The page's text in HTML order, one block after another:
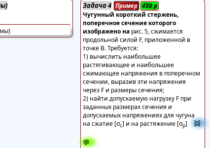
Задача 4 Пример 450р
Чугунный короткий стержень,
поперечное сечение которого
изображено на рис. 5, сжимается
продольной силой F, приложенной в
точке В. Требуется:
1) вычислить наибольшее
растягивающее и наибольшее
сжимающее напряжения в поперечном
сечении, выразив эти напряжения
через F и размеры сечения;
2) найти допускаемую нагрузку F при
заданных размерах сечения и
допускаемых напряжениях для чугуна
на сжатие [σc] и на растяжение [σр] 👯
💬